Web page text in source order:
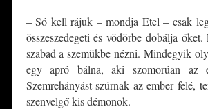
– Só kell rájuk – mondja Etel – csak
összeszedegeti és vödörbe dobálja
szabad a szemükbe nézni. Mindegyik
egy apró bálna, aki szomorúan az
Szemrehányást szúrnak az ember felé,
szenvelgő kis démonok.